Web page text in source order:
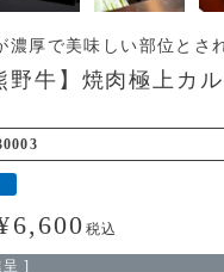
濃厚で美味しい部位とさ
野牛】焼肉極上カ
6,600 税込
呈 ]